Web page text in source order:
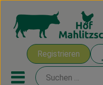
Registrieren